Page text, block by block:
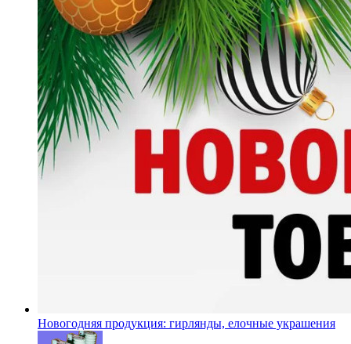
Новогодняя продукция: гирлянды, елочные украшения